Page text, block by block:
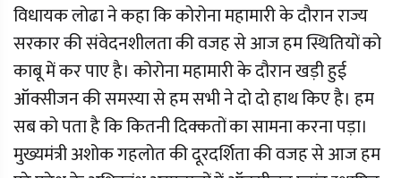
विधायक लोढा ने कहा कि कोरोना महामारी के दौरान राज्य
सरकार की संवेदनशीलता की वजह से आज हम स्थितियों को
काबू में कर पाए है। कोरोना महामारी के दौरान खड़ी हुई
ऑक्सीजन की समस्या से हम सभी ने दो दो हाथ किए है। हम
सब को पता है कि कितनी दिक्कतों का सामना करना पड़ा।
मुख्यमंत्री अशोक गहलोत की दूरदर्शिता की वजह से आज हम